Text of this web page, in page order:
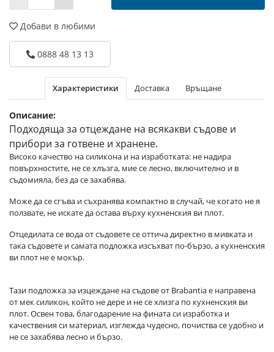
Добави в любими
0888 48 13 13
Характеристики Доставка Връщане
Описание:
Подходяща за отцеждане на всякакви съдове и
прибори за готвене и хранене.
Високо качество на силикона и на изработката: не надира
повърхностите, не се хлъзга, мие се лесно, включително и в
съдомияла, без да се захабява.
Може да се сгъва и съхранява компактно в случай, че когато не я
ползвате, не искате да остава върху кухненския ви плот.
Отцедилата се вода от съдовете се оттича директно в мивката и
така съдовете и самата подложка изсъхват по-бързо, а кухненския
ви плот не е мокър.
Тази подложка за изцеждане на съдове от Brabantia е направена
от мек силикон, който не дере и не се хлизга по кухненския ви
плот. Освен това, благодарение на фината си изработка и
качествения си материал, изглежда чудесно, почиства се удобно и
не се захабява лесно и бързо.